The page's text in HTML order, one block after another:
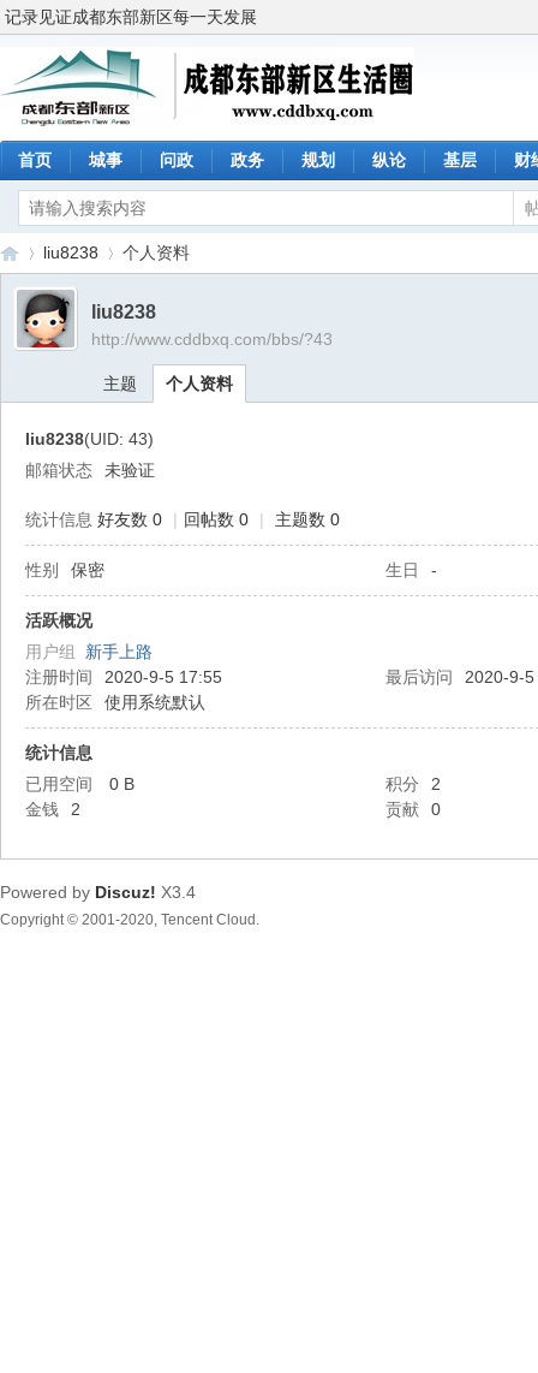
记录见证成都东部新区每一天发展
首页 城事 问政 政务 规划 纵论 基层 财
›
liu8238 个人资料
liu8238
http://www.cddbxq.com/bbs/?43
主题 个人资料
liu8238(UID: 43)
邮箱状态
未验证
统计信息 好友数 0 | 回帖数 0 | 主题数 0
性别 保密 生日 -
活跃概况
用户组 新手上路
注册时间
2020-9-5 17:55 最后访问
2020-9-
所在时区
使用系统默认
统计信息
已用空间
0 B 积分
2
金钱
2 贡献 0
Powered by Discuz! X3.4
Copyright © 2001-2020, Tencent Cloud.